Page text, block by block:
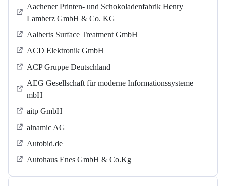
Aachener Printen- und Schokoladenfabrik Henry
Lamberz GmbH & Co. KG
Aalberts Surface Treatment GmbH
ACD Elektronik GmbH
ACP Gruppe Deutschland
AEG Gesellschaft für moderne Informationssysteme
mbH
aitp GmbH
alnamic AG
Autobid.de
Autohaus Enes GmbH & Co.Kg